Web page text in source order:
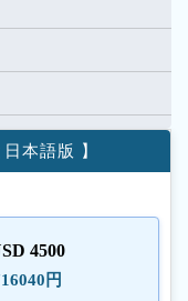
本語版 】
4500
円